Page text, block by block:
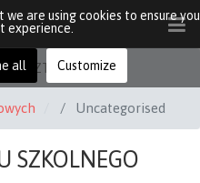
KSZTAŁCENIA
Uncategorised
SZKOLNEGO
are using cookies to ensure you
experience.
all Customize